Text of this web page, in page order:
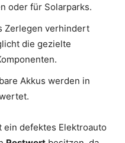
oder für Solarparks.
Zerlegen verhindert
die gezielte
Akkus werden in
ein defektes Elektroauto